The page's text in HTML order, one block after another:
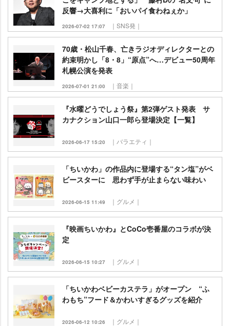
反響→大喜利に「おいパイ食わねぇか」
2026-07-02 17:07 ｜SNS発｜
70歳・松山千春、亡きラジオディレクターとの
約束明かし「8・8」“原点”へ…デビュー50周年
札幌公演を発表
2026-07-01 21:00 ｜音楽｜
『水曜どうでしょう祭』第2弾ゲスト発表 サ
カナクション山口一郎ら登場決定【一覧】
2026-06-17 15:20 ｜バラエティ｜
「ちいかわ」の作品内に登場する“タン塩”がベ
ビースターに 思わず手が止まらない味わい
2026-06-15 11:49 ｜グルメ｜
『映画ちいかわ』とCoCo壱番屋のコラボが決
定
2026-06-15 10:27 ｜グルメ｜
「ちいかわベビーカステラ」がオープン “ふ
わもち”フード＆かわいすぎるグッズを紹介
2026-06-12 10:26 ｜グルメ｜